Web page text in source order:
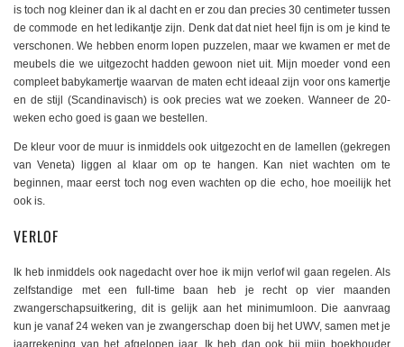
is toch nog kleiner dan ik al dacht en er zou dan precies 30 centimeter tussen
de commode en het ledikantje zijn. Denk dat dat niet heel fijn is om je kind te
verschonen. We hebben enorm lopen puzzelen, maar we kwamen er met de
meubels die we uitgezocht hadden gewoon niet uit. Mijn moeder vond een
compleet babykamertje waarvan de maten echt ideaal zijn voor ons kamertje
en de stijl (Scandinavisch) is ook precies wat we zoeken. Wanneer de 20-
weken echo goed is gaan we bestellen.
De kleur voor de muur is inmiddels ook uitgezocht en de lamellen (gekregen
van Veneta) liggen al klaar om op te hangen. Kan niet wachten om te
beginnen, maar eerst toch nog even wachten op die echo, hoe moeilijk het
ook is.
VERLOF
Ik heb inmiddels ook nagedacht over hoe ik mijn verlof wil gaan regelen. Als
zelfstandige met een full-time baan heb je recht op vier maanden
zwangerschapsuitkering, dit is gelijk aan het minimumloon. Die aanvraag
kun je vanaf 24 weken van je zwangerschap doen bij het UWV, samen met je